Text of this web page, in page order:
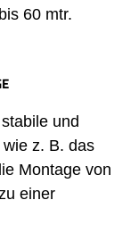
60 mtr.
und
z. B. das
Montage von
einer